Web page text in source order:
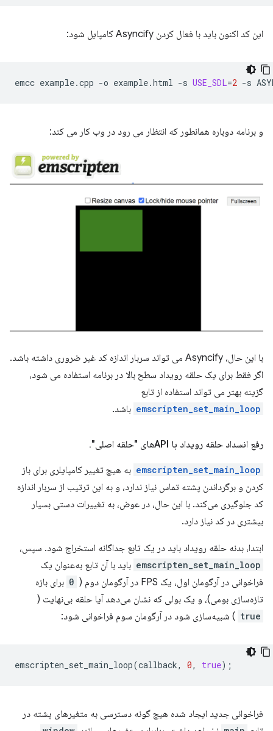
این کد اکنون باید با فعال کردن Asyncify کامپایل شود:
emcc example.cpp -o example.html -s USE_SDL=2 -s
و برنامه دوباره همانطور که انتظار می رود در وب کار می کند:
با این حال، Asyncify می تواند سربار اندازه کد غیر ضروری داشته باشد.
اگر فقط برای یک حلقه رویداد سطح بالا در برنامه استفاده می شود،
گزینه بهتر می تواند استفاده از تابع
emscripten_set_main_loop باشد.
رفع انسداد حلقه رویداد با APIهای "حلقه اصلی" .
emscripten_set_main_loop به هیچ تغییر کامپایلری برای باز
کردن و برگرداندن پشته تماس نیاز ندارد، و به این ترتیب از سربار اندازه
کد جلوگیری می‌کند. با این حال، در عوض، به تغییرات دستی بسیار
بیشتری در کد نیاز دارد.
ابتدا، بدنه حلقه رویداد باید در یک تابع جداگانه استخراج شود. سپس،
emscripten_set_main_loop باید با آن تابع به‌عنوان یک
فراخوانی در آرگومان اول، یک FPS در آرگومان دوم (
0 برای بازه
تازه‌سازی بومی)، و یک بولی که نشان می‌دهد آیا حلقه بی‌نهایت (
true ) شبیه‌سازی شود در آرگومان سوم فراخوانی شود:
emscripten_set_main_loop(callback, 0, true);
فراخوانی جدید ایجاد شده هیچ گونه دسترسی به متغیرهای پشته در